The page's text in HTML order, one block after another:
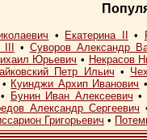
• Екатерина II •
• Суворов Александр
Юрьевич • Некрасов
Петр Ильич •
• Куинджи Архип Иванович
• Бунин Иван Алексеевич •
Александр Сергеевич
Григорьевич •